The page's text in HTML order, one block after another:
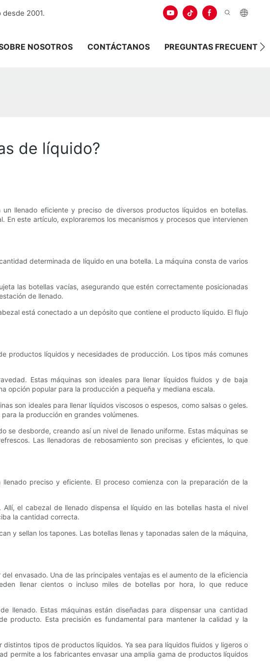
2001.
NOSOTROS CONTÁCTANOS PREGUNTAS FRECUENTES
de líquido?
llenado eficiente y preciso de diversos productos líquidos en botellas.
este artículo, exploraremos los mecanismos y procesos que intervienen
determinada de líquido en una botella. La máquina consta de varios
las botellas vacías, asegurando que estén correctamente posicionadas
de llenado.
está conectado a un depósito que contiene el producto líquido. El flujo
productos líquidos y necesidades de producción. Los tipos más comunes
Estas máquinas son ideales para llenar líquidos fluidos y de baja
opción popular para la producción a pequeña y mediana escala.
son ideales para llenar líquidos viscosos o espesos, como salsas o geles.
la producción en grandes volúmenes.
se desborde, creando así un nivel de llenado uniforme. Estas máquinas se
Las llenadoras de rebosamiento son precisas y eficientes, lo que
preciso y eficiente. El proceso comienza con la preparación de la
el cabezal de llenado dispensa el líquido en las botellas hasta el nivel
la cantidad correcta.
y sellan los tapones. Las botellas llenas y taponadas salen de la máquina,
envasado. Una de las principales ventajas es el aumento de la eficiencia
llenar cientos o incluso miles de botellas por hora, lo que reduce
llenado. Estas máquinas están diseñadas para dispensar una cantidad
producto. Esta precisión es fundamental para mantener la calidad y la
tipos de productos líquidos. Ya sea para líquidos fluidos y ligeros o
permite a los fabricantes envasar una amplia gama de productos líquidos